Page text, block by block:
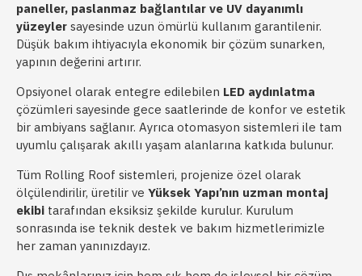
paneller, paslanmaz bağlantılar ve UV dayanımlı
yüzeyler sayesinde uzun ömürlü kullanım garantilenir.
Düşük bakım ihtiyacıyla ekonomik bir çözüm sunarken,
yapının değerini artırır.
Opsiyonel olarak entegre edilebilen LED aydınlatma
çözümleri sayesinde gece saatlerinde de konfor ve estetik
bir ambiyans sağlanır. Ayrıca otomasyon sistemleri ile tam
uyumlu çalışarak akıllı yaşam alanlarına katkıda bulunur.
Tüm Rolling Roof sistemleri, projenize özel olarak
ölçülendirilir, üretilir ve Yüksek Yapı’nın uzman montaj
ekibi tarafından eksiksiz şekilde kurulur. Kurulum
sonrasında ise teknik destek ve bakım hizmetlerimizle
her zaman yanınızdayız.